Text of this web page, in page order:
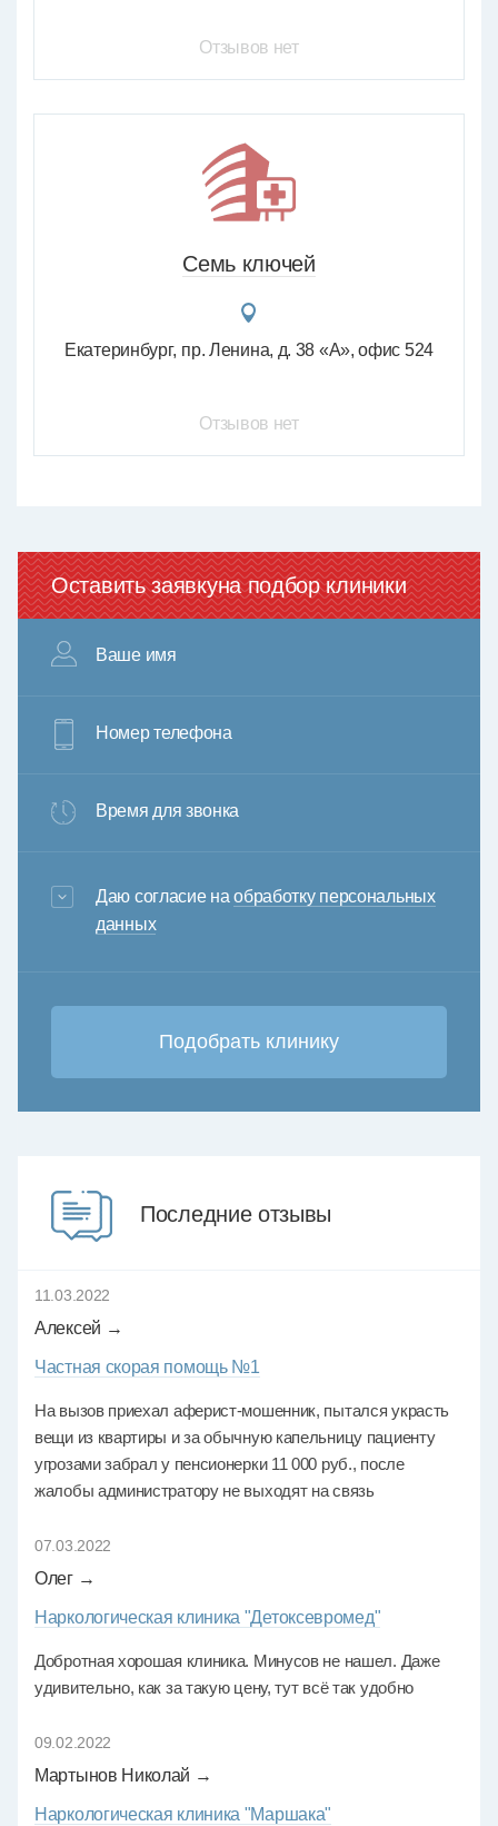
Отзывов нет
Семь ключей
Екатеринбург пр. Ленина, д. 38 «А», офис 524
Отзывов нет
Оставить заявкуна подбор клиники
Ваше имя
Номер телефона
Время для звонка
3+6=
Даю согласие наобработку персональных
данных
Последние отзывы
11.03.2022
Алексей →
Частная скорая помощь №1
На вызов приехал аферист-мошенник, пытался украсть
вещи из квартиры и за обычную капельницу пациенту
угрозами забрал у пенсионерки 11 000 руб., после
жалобы администратору не выходят на связь
07.03.2022
Олег →
Наркологическая клиника "Детоксевромед"
Добротная хорошая клиника. Минусов не нашел. Даже
удивительно, как за такую цену, тут всё так удобно
09.02.2022
Мартынов Николай →
Наркологическая клиника "Маршака"